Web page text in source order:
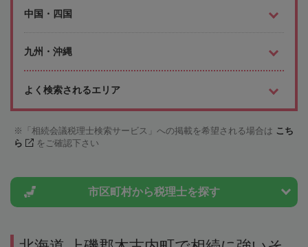
中国・四国
九州・沖縄
よく検索されるエリア
「相続会議税理士検索サービス」への掲載を希望される場合は こち
ら
をご確認下さい
市区町村から税理士を探す